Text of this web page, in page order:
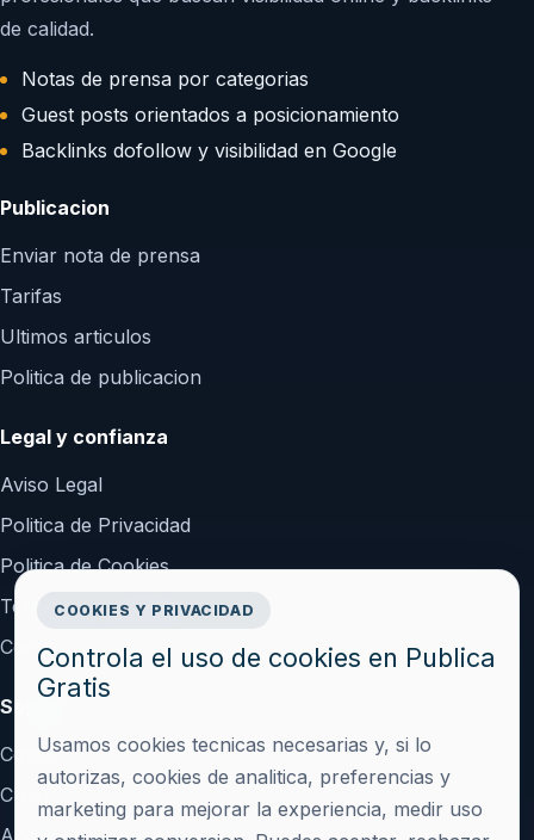
de calidad.
Notas de prensa por categorias
Guest posts orientados a posicionamiento
Backlinks dofollow y visibilidad en Google
Publicacion
Enviar nota de prensa
Tarifas
Ultimos articulos
Politica de publicacion
Legal y confianza
Aviso Legal
Politica de Privacidad
Politica de Cookies
Terminos y Condiciones
Configurar cookies
Soporte
Contacto
Crear cuenta
COOKIES Y PRIVACIDAD
Controla el uso de cookies en Publica
Gratis
Usamos cookies tecnicas necesarias y, si lo
autorizas, cookies de analitica, preferencias y
marketing para mejorar la experiencia, medir uso